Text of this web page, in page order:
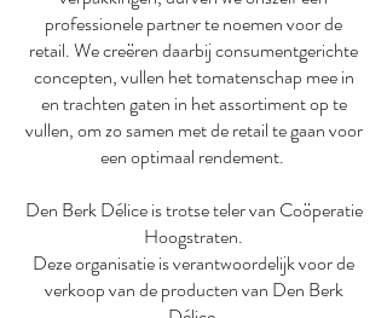
professionele partner te noemen voor de
retail. We creëren daarbij consumentgerichte
concepten, vullen het tomatenschap mee in
en trachten gaten in het assortiment op te
vullen, om zo samen met de retail te gaan voor
een optimaal rendement.
Den Berk Délice is trotse teler van Coöperatie
Hoogstraten.
Deze organisatie is verantwoordelijk voor de
verkoop van de producten van Den Berk